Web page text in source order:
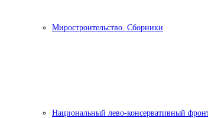
Миростроительство. Сборники
Национальный лево-консервативный